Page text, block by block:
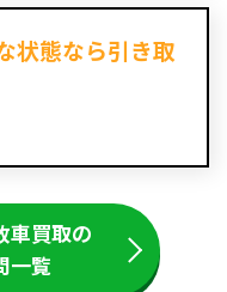
状態なら引き取
車買取の
一覧